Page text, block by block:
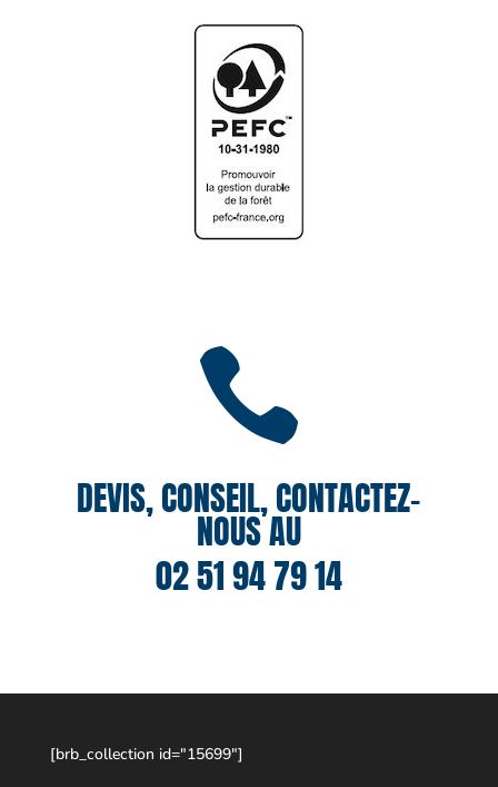

DEVIS, CONSEIL, CONTACTEZ-
NOUS AU
02 51 94 79 14
[brb_collection id="15699"]